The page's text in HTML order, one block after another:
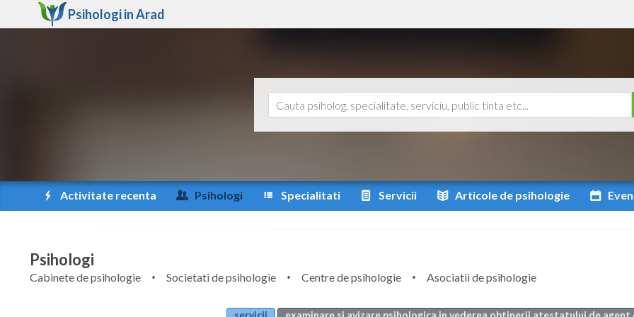
Psihologi inArad
Activitate recenta Psihologi Specialitati Servicii Articole de psihologie
Psihologi
Cabinete de psihologie Societati de psihologie Centre de psihologie
Asociatii de psihologie
servicii
examinare si avizare psihologica in vederea obtinerii atestatului de agent